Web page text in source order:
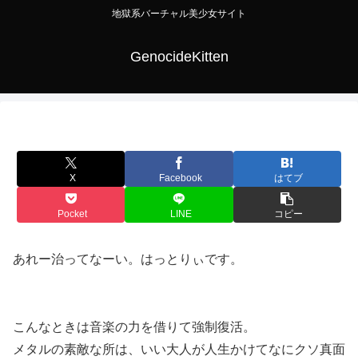
地獄系バーチャル美少女サイト
GenocideKitten
X Facebook はてブ
Pocket LINE コピー
あれー治ってなーい。はっとりぃです。
こんなときは音楽の力を借りて強制復活。
メタルの素敵な所は、いい大人が人生かけてなにクソ真面